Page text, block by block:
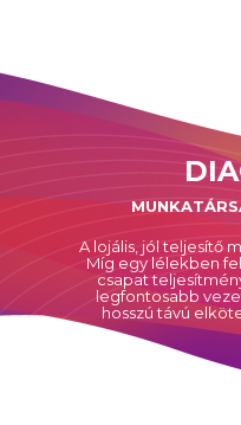
A lojális, jól teljesítő
Míg egy lélekben
csapat
legfontosabb
hosszú távú